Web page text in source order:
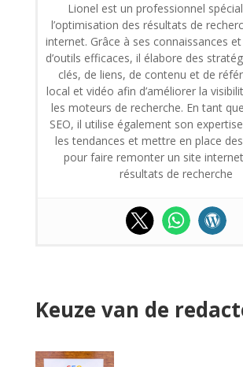
Lionel est un professionnel
l’optimisation des résultats de
internet. Grâce à ses connaissances et
d’outils efficaces, il élabore des
clés, de liens, de contenu et de
local et vidéo afin d’améliorer la
les moteurs de recherche. En tant
SEO, il utilise également son
les tendances et mettre en place
pour faire remonter un site
résultats de recherche
Keuze van de